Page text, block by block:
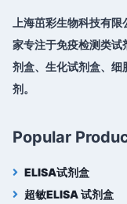
上海茁彩生物科技有
家专注于免疫检测类
剂盒、生化试剂盒、细
剂。
Popular
ELISA试剂盒
超敏ELISA 试剂盒